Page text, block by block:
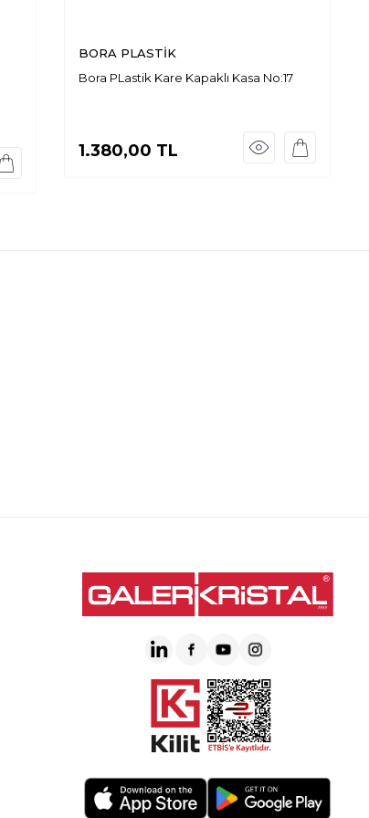
BORA PLASTİK
Bora PLastik Kare Kapaklı Kasa No:17
1.380,00 TL